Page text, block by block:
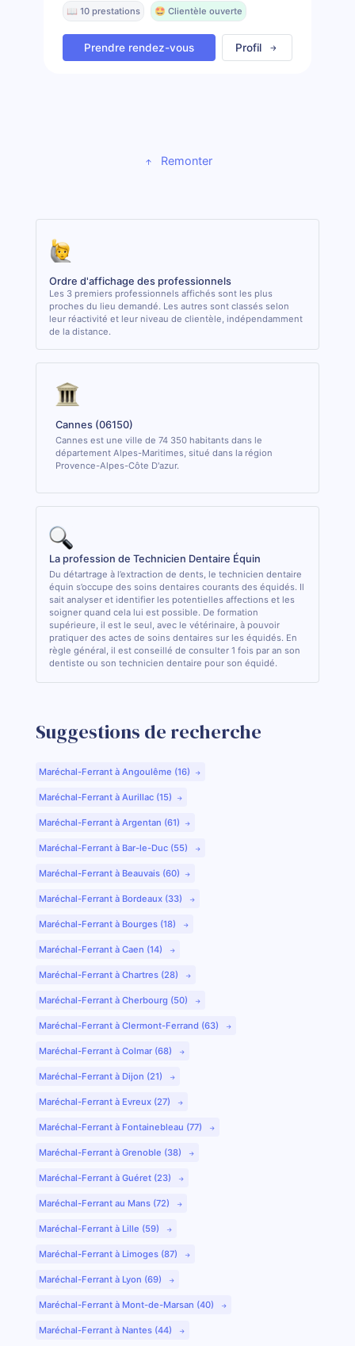
📖 10 prestations 🤩 Clientèle ouverte
Prendre rendez-vous Profil
Remonter
Ordre d'affichage des professionnels
Les 3 premiers professionnels affichés sont les plus
proches du lieu demandé. Les autres sont classés selon
leur réactivité et leur niveau de clientèle, indépendamment
de la distance.
Cannes (06150)
Cannes est une ville de 74 350 habitants dans le
département Alpes-Maritimes, situé dans la région
Provence-Alpes-Côte D'azur.
La profession de Technicien Dentaire Équin
Du détartrage à l’extraction de dents, le technicien dentaire
équin s’occupe des soins dentaires courants des équidés. Il
sait analyser et identifier les potentielles affections et les
soigner quand cela lui est possible. De formation
supérieure, il est le seul, avec le vétérinaire, à pouvoir
pratiquer des actes de soins dentaires sur les équidés. En
règle général, il est conseillé de consulter 1 fois par an son
dentiste ou son technicien dentaire pour son équidé.
Suggestions de recherche
Maréchal-Ferrant à Angoulême (16)
Maréchal-Ferrant à Aurillac (15)
Maréchal-Ferrant à Argentan (61)
Maréchal-Ferrant à Bar-le-Duc (55)
Maréchal-Ferrant à Beauvais (60)
Maréchal-Ferrant à Bordeaux (33)
Maréchal-Ferrant à Bourges (18)
Maréchal-Ferrant à Caen (14)
Maréchal-Ferrant à Chartres (28)
Maréchal-Ferrant à Cherbourg (50)
Maréchal-Ferrant à Clermont-Ferrand (63)
Maréchal-Ferrant à Colmar (68)
Maréchal-Ferrant à Dijon (21)
Maréchal-Ferrant à Evreux (27)
Maréchal-Ferrant à Fontainebleau (77)
Maréchal-Ferrant à Grenoble (38)
Maréchal-Ferrant à Guéret (23)
Maréchal-Ferrant au Mans (72)
Maréchal-Ferrant à Lille (59)
Maréchal-Ferrant à Limoges (87)
Maréchal-Ferrant à Lyon (69)
Maréchal-Ferrant à Mont-de-Marsan (40)
Maréchal-Ferrant à Nantes (44)